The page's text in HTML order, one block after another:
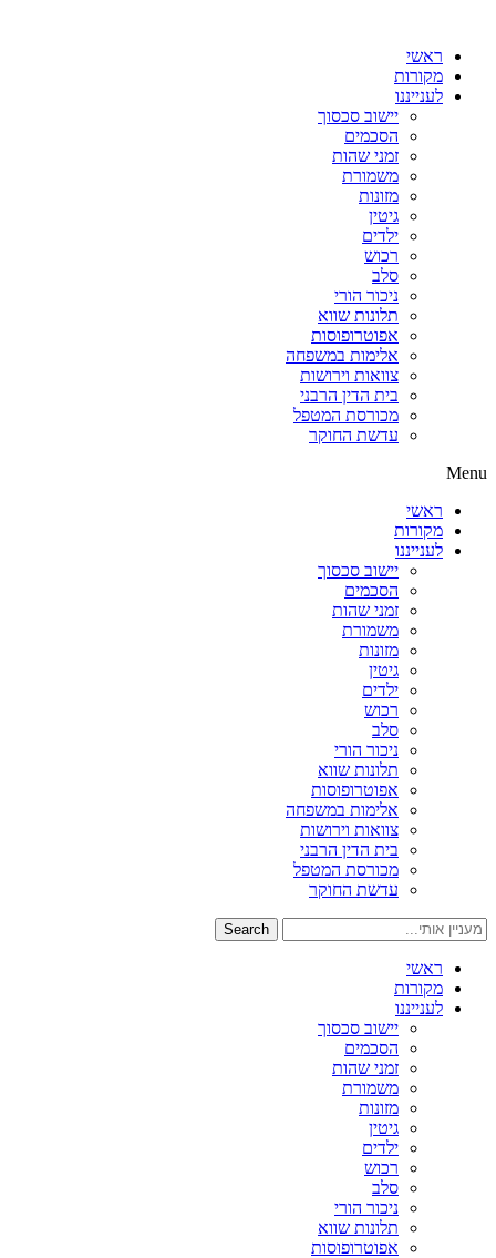
ראשי
מקורות
לענייננו
יישוב סכסוך
הסכמים
זמני שהות
משמורת
מזונות
גיטין
ילדים
רכוש
סלב
ניכור הורי
תלונות שווא
אפוטרופוסות
אלימות במשפחה
צוואות וירושות
בית הדין הרבני
מכורסת המטפל
עדשת החוקר
Menu
ראשי
מקורות
לענייננו
יישוב סכסוך
הסכמים
זמני שהות
משמורת
מזונות
גיטין
ילדים
רכוש
סלב
ניכור הורי
תלונות שווא
אפוטרופוסות
אלימות במשפחה
צוואות וירושות
בית הדין הרבני
מכורסת המטפל
עדשת החוקר
Search
ראשי
מקורות
לענייננו
יישוב סכסוך
הסכמים
זמני שהות
משמורת
מזונות
גיטין
ילדים
רכוש
סלב
ניכור הורי
תלונות שווא
אפוטרופוסות